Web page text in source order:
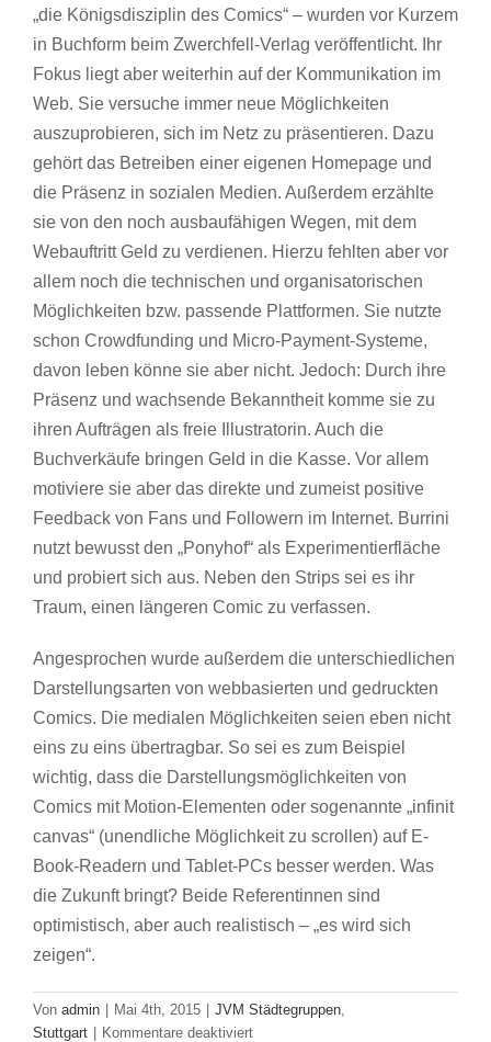
„die Königsdisziplin des Comics“ – wurden vor Kurzem
in Buchform beim Zwerchfell-Verlag veröffentlicht. Ihr
Fokus liegt aber weiterhin auf der Kommunikation im
Web. Sie versuche immer neue Möglichkeiten
auszuprobieren, sich im Netz zu präsentieren. Dazu
gehört das Betreiben einer eigenen Homepage und
die Präsenz in sozialen Medien. Außerdem erzählte
sie von den noch ausbaufähigen Wegen, mit dem
Webauftritt Geld zu verdienen. Hierzu fehlten aber vor
allem noch die technischen und organisatorischen
Möglichkeiten bzw. passende Plattformen. Sie nutzte
schon Crowdfunding und Micro-Payment-Systeme,
davon leben könne sie aber nicht. Jedoch: Durch ihre
Präsenz und wachsende Bekanntheit komme sie zu
ihren Aufträgen als freie Illustratorin. Auch die
Buchverkäufe bringen Geld in die Kasse. Vor allem
motiviere sie aber das direkte und zumeist positive
Feedback von Fans und Followern im Internet. Burrini
nutzt bewusst den „Ponyhof“ als Experimentierfläche
und probiert sich aus. Neben den Strips sei es ihr
Traum, einen längeren Comic zu verfassen.
Angesprochen wurde außerdem die unterschiedlichen
Darstellungsarten von webbasierten und gedruckten
Comics. Die medialen Möglichkeiten seien eben nicht
eins zu eins übertragbar. So sei es zum Beispiel
wichtig, dass die Darstellungsmöglichkeiten von
Comics mit Motion-Elementen oder sogenannte „infinit
canvas“ (unendliche Möglichkeit zu scrollen) auf E-
Book-Readern und Tablet-PCs besser werden. Was
die Zukunft bringt? Beide Referentinnen sind
optimistisch, aber auch realistisch – „es wird sich
zeigen“.
Von admin | Mai 4th, 2015 | JVM Städtegruppen
Stuttgart | Kommentare deaktiviertfür